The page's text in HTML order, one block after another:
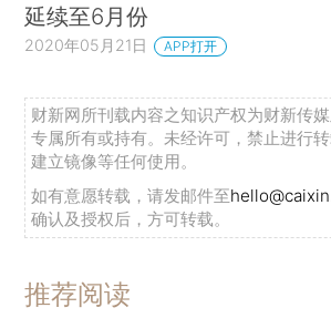
延续至6月份
2020年05月21日 APP打开
财新网所刊载内容之知识产权为财新传
专属所有或持有。未经许可，禁止进行
建立镜像等任何使用。
如有意愿转载，请发邮件至
确认及授权后，方可转载。
推荐阅读